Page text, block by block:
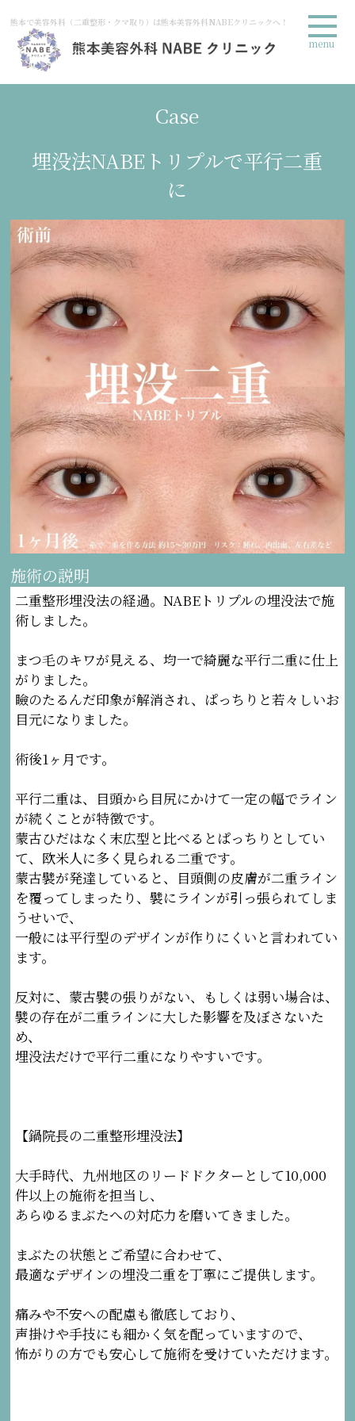
熊本で美容外科（二重整形・クマ取り）は熊本美容外科NABEクリニックへ！
Case
埋没法NABEトリプルで平行二重
に
施術の説明
二重整形埋没法の経過。NABEトリプルの埋没法で施
術しました。
まつ毛のキワが見える、均一で綺麗な平行二重に仕上
がりました。
瞼のたるんだ印象が解消され、ぱっちりと若々しいお
目元になりました。
術後1ヶ月です。
平行二重は、目頭から目尻にかけて一定の幅でライン
が続くことが特徴です。
蒙古ひだはなく末広型と比べるとぱっちりとしてい
て、欧米人に多く見られる二重です。
蒙古襞が発達していると、目頭側の皮膚が二重ライン
を覆ってしまったり、襞にラインが引っ張られてしま
うせいで、
一般には平行型のデザインが作りにくいと言われてい
ます。
反対に、蒙古襞の張りがない、もしくは弱い場合は、
襞の存在が二重ラインに大した影響を及ぼさないた
め、
埋没法だけで平行二重になりやすいです。
【鍋院長の二重整形埋没法】
大手時代、九州地区のリードドクターとして10,000
件以上の施術を担当し、
あらゆるまぶたへの対応力を磨いてきました。
まぶたの状態とご希望に合わせて、
最適なデザインの埋没二重を丁寧にご提供します。
痛みや不安への配慮も徹底しており、
声掛けや手技にも細かく気を配っていますので、
怖がりの方でも安心して施術を受けていただけます。
menu